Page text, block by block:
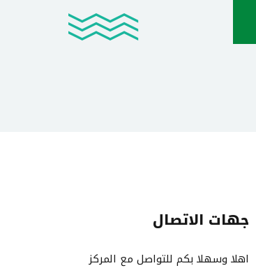
جهات الاتصال
اهلا وسهلا بكم للتواصل مع المركز